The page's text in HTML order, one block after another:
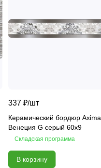
337 ₽/шт
Керамический бордюр Axima
Венеция G серый 60x9
Складская программа
В корзину